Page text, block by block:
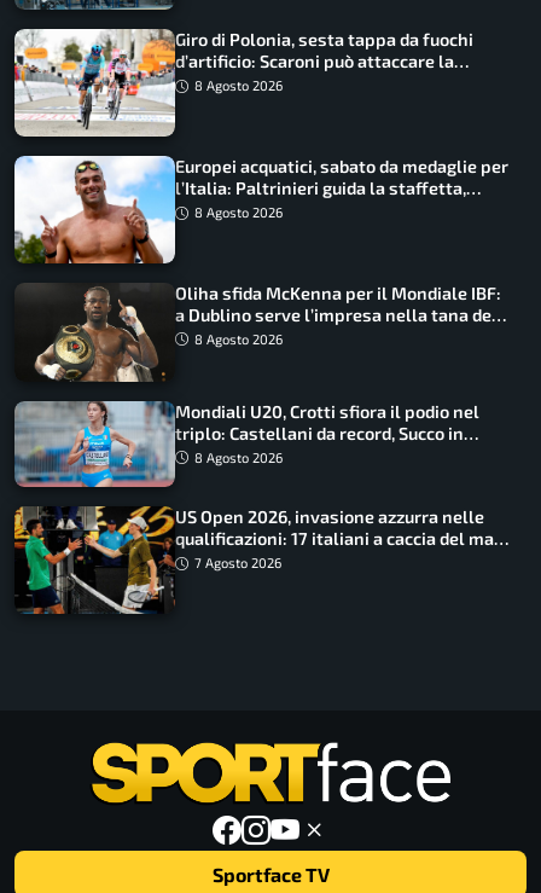
Giro di Polonia, sesta tappa da fuochi
d’artificio: Scaroni può attaccare la
maglia di Lemmen
8 Agosto 2026
Europei acquatici, sabato da medaglie per
l’Italia: Paltrinieri guida la staffetta,
Barnabà sogna l’oro dalle grandi altezze
8 Agosto 2026
Oliha sfida McKenna per il Mondiale IBF:
a Dublino serve l’impresa nella tana del
lupo8 Agosto 2026
Mondiali U20, Crotti sfiora il podio nel
triplo: Castellani da record, Succo in
finale
8 Agosto 2026
US Open 2026, invasione azzurra nelle
qualificazioni: 17 italiani a caccia del main
draw7 Agosto 2026
Sportface TV